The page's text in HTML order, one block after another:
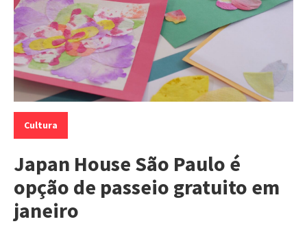
Categorias:
Cultura
Japan House São Paulo é
opção de passeio gratuito em
janeiro